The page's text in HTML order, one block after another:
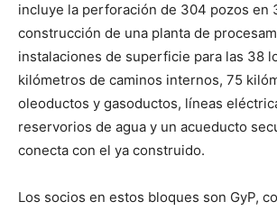
incluye la perforación de 304 pozos en
construcción de una planta de
instalaciones de superficie para las 38
kilómetros de caminos internos, 75
oleoductos y gasoductos, líneas
reservorios de agua y un acueducto
conecta con el ya construido.
Los socios en estos bloques son GyP,